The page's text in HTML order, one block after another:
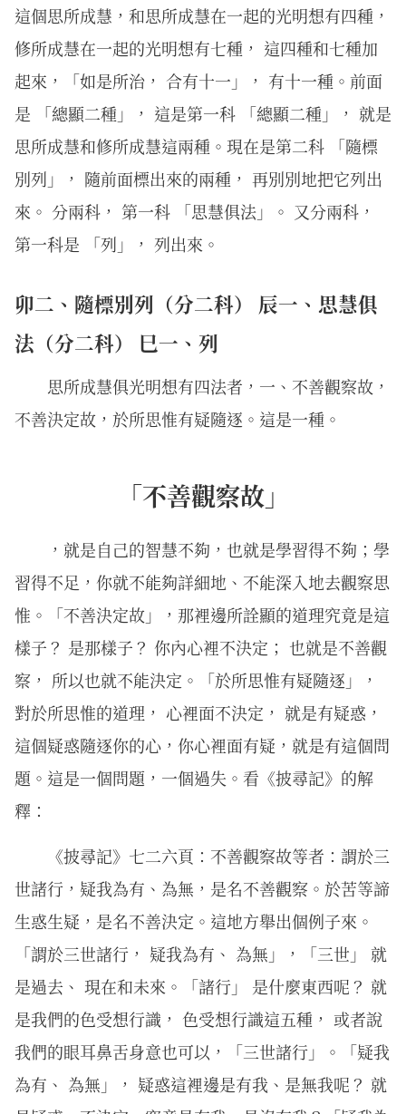
這個思所成慧，和思所成慧在一起的光明想有四種，
修所成慧在一起的光明想有七種， 這四種和七種加
起來，「如是所治， 合有十一」， 有十一種。前面
是 「總顯二種」， 這是第一科 「總顯二種」， 就是
思所成慧和修所成慧這兩種。現在是第二科 「隨標
別列」， 隨前面標出來的兩種， 再別別地把它列出
來。 分兩科， 第一科 「思慧俱法」。 又分兩科，
第一科是 「列」， 列出來。
卯二、隨標別列（分二科） 辰一、思慧俱
法（分二科） 巳一、列
思所成慧俱光明想有四法者，一、不善觀察故，
不善決定故，於所思惟有疑隨逐。這是一種。
「不善觀察故」
，就是自己的智慧不夠，也就是學習得不夠；學
習得不足，你就不能夠詳細地、不能深入地去觀察思
惟。「不善決定故」，那裡邊所詮顯的道理究竟是這
樣子？ 是那樣子？ 你內心裡不決定； 也就是不善觀
察， 所以也就不能決定。「於所思惟有疑隨逐」，
對於所思惟的道理， 心裡面不決定， 就是有疑惑，
這個疑惑隨逐你的心，你心裡面有疑，就是有這個問
題。這是一個問題，一個過失。看《披尋記》的解
釋：
《披尋記》七二六頁：不善觀察故等者：謂於三
世諸行，疑我為有、為無，是名不善觀察。於苦等諦
生惑生疑，是名不善決定。這地方舉出個例子來。
「謂於三世諸行， 疑我為有、 為無」，「三世」 就
是過去、 現在和未來。「諸行」 是什麼東西呢？ 就
是我們的色受想行識， 色受想行識這五種， 或者說
我們的眼耳鼻舌身意也可以，「三世諸行」。「疑我
為有、 為無」， 疑惑這裡邊是有我、是無我呢？ 就